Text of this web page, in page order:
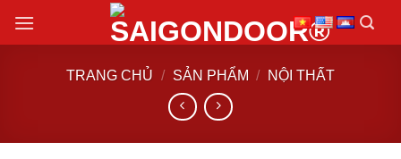
đến
TRANG CHỦ / SẢN PHẨM / NỘI THẤT